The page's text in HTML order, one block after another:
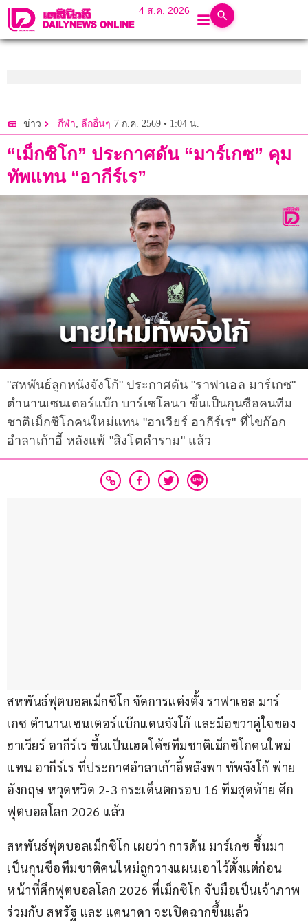
4 ส.ค. 2026
ข่าว กีฬา, ลีกอื่นๆ 7 ก.ค. 2569 • 1:04 น.
“เม็กซิโก” ประกาศดัน “มาร์เกซ” คุม
ทัพแทน “อากีร์เร”
"สหพันธ์ลูกหนังจังโก้" ประกาศดัน "ราฟาเอล มาร์เกซ"
ตำนานเซนเตอร์แบ๊ก บาร์เซโลนา ขึ้นเป็นกุนซือคนทีม
ชาติเม็กซิโกคนใหม่แทน "ฮาเวียร์ อากีร์เร" ที่ไขก๊อก
อำลาเก้าอี้ หลังแพ้ "สิงโตคำราม" แล้ว
สหพันธ์ฟุตบอลเม็กซิโก จัดการแต่งตั้ง ราฟาเอล มาร์
เกซ ตำนานเซนเตอร์แบ๊กแดนจังโก้ และมือขวาคู่ใจของ
ฮาเวียร์ อากีร์เร ขึ้นเป็นเฮดโค้ชทีมชาติเม็กซิโกคนใหม่
แทน อากีร์เร ที่ประกาศอำลาเก้าอี้หลังพา ทัพจังโก้ พ่าย
อังกฤษ หวุดหวิด 2-3 กระเด็นตกรอบ 16 ทีมสุดท้าย ศึก
ฟุตบอลโลก 2026 แล้ว
สหพันธ์ฟุตบอลเม็กซิโก เผยว่า การดัน มาร์เกซ ขึ้นมา
เป็นกุนซือทีมชาติคนใหม่ถูกวางแผนเอาไว้ตั้งแต่ก่อน
หน้าที่ศึกฟุตบอลโลก 2026 ที่เม็กซิโก จับมือเป็นเจ้าภาพ
ร่วมกับ สหรัฐ และ แคนาดา จะเปิดฉากขึ้นแล้ว